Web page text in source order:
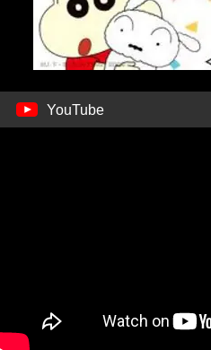
YouTube